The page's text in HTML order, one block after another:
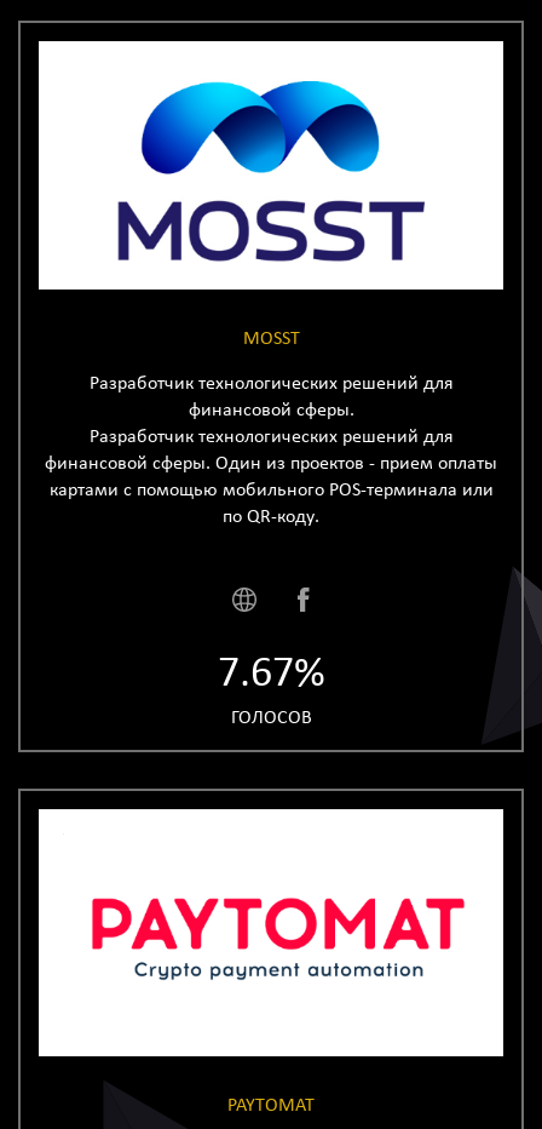
MOSST
Разработчик технологических решений для
финансовой сферы.
Разработчик технологических решений для
финансовой сферы. Один из проектов - прием оплаты
картами с помощью мобильного POS-терминала или
по QR-коду.
7.67%
ГОЛОСОВ
PAYTOMAT